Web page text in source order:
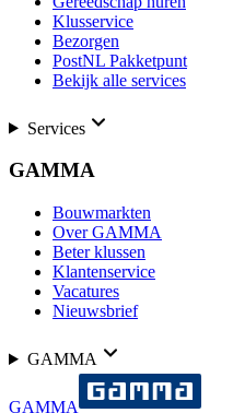
Klusservice
Bezorgen
PostNL Pakketpunt
Bekijk alle services
Services
GAMMA
Bouwmarkten
Over GAMMA
Beter klussen
Klantenservice
Vacatures
Nieuwsbrief
GAMMA
GAMMA